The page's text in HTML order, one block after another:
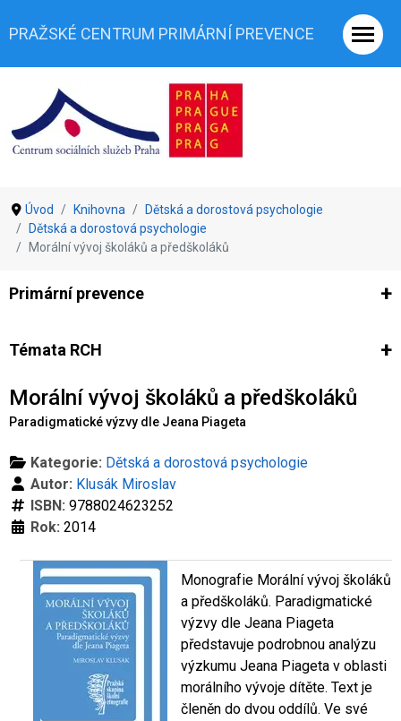
PRAŽSKÉ CENTRUM PRIMÁRNÍ PREVENCE
Úvod Knihovna
Dětská a dorostová psychologie
Dětská a dorostová psychologie
Morální vývoj školáků a předškoláků
Primární prevence
Ze světa prevence
Témata RCH
Co je rizikové chování (RCH) Agrese a šikana Závislostní
Morální vývoj školáků a předškoláků
Paradigmatické výzvy dle Jeana Piageta
Kategorie: Dětská a dorostová psychologie
Autor: Klusák Miroslav
ISBN: 9788024623252
Rok: 2014
Monografie Morální vývoj školáků
a předškoláků. Paradigmatické
výzvy dle Jeana Piageta
představuje podrobnou analýzu
výzkumu Jeana Piageta v oblasti
morálního vývoje dítěte. Text je
členěn do dvou oddílů. Ve své